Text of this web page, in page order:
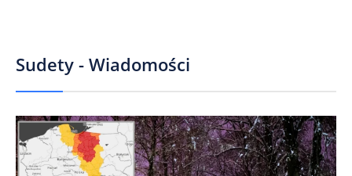
Sudety - Wiadomości